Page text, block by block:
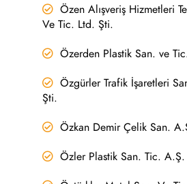
Özen Alışveriş Hizmetleri
Ve Tic. Ltd. Şti.
Özerden Plastik San. ve
Özgürler Trafik İşaretleri
Şti.
Özkan Demir Çelik San.
Özler Plastik San. Tic. A.Ş.